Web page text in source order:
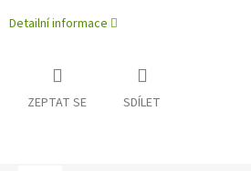
Detailní informace
ZEPTAT SE SDÍLET